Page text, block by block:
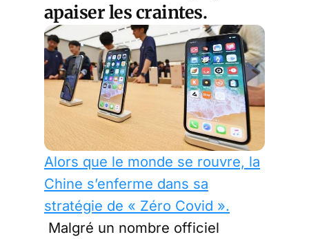
apaiser les craintes.
Alors que le monde se rouvre, la
Chine s’enferme dans sa
stratégie de « Zéro Covid ».
Malgré un nombre officiel